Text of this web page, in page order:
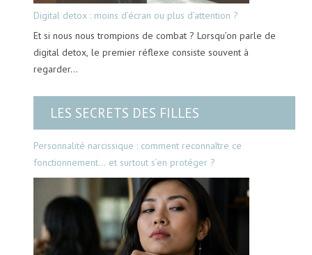
Digital detox : moins d’écran ou plus d’attention ?
Et si nous nous trompions de combat ? Lorsqu’on parle de
digital detox, le premier réflexe consiste souvent à
regarder…
LES SECRETS DES FILLES
Personnalité narcissique : comment reconnaître ce
fonctionnement… et surtout s’en protéger ?